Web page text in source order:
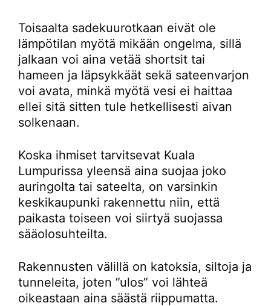
Toisaalta sadekuurotkaan eivät ole
lämpötilan myötä mikään ongelma, sillä
jalkaan voi aina vetää shortsit tai
hameen ja läpsykkäät sekä sateenvarjon
voi avata, minkä myötä vesi ei haittaa
ellei sitä sitten tule hetkellisesti aivan
solkenaan.
Koska ihmiset tarvitsevat Kuala
Lumpurissa yleensä aina suojaa joko
auringolta tai sateelta, on varsinkin
keskikaupunki rakennettu niin, että
paikasta toiseen voi siirtyä suojassa
sääolosuhteilta.
Rakennusten välillä on katoksia, siltoja ja
tunneleita, joten ”ulos” voi lähteä
oikeastaan aina säästä riippumatta.